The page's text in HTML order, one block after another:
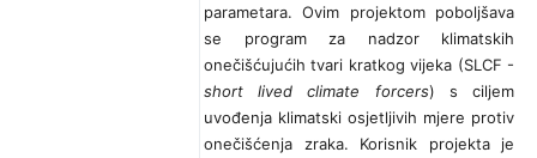
parametara. Ovim projektom poboljšava
se program za nadzor klimatskih
onečišćujućih tvari kratkog vijeka (SLCF -
short lived climate forcers) s ciljem
uvođenja klimatski osjetljivih mjere protiv
onečišćenja zraka. Korisnik projekta je